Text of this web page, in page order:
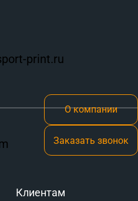
print.ru
О компании
Заказать звонок
Клиентам